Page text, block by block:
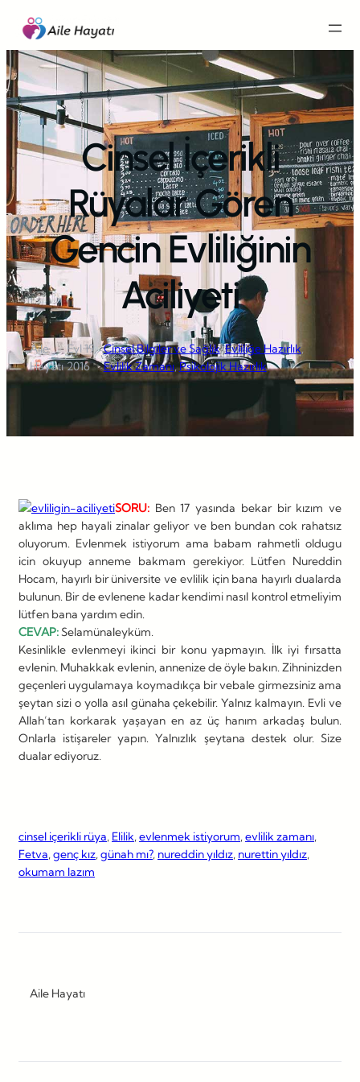
İçeriğe
geç
Cinsel İçerikli
Rüyalar Gören
Gencin Evliliğinin
Aciliyeti
Aile
Hayatı
·
Eyl 19,
2016
·
Cinsel Bilgiler ve Sağlık, Evliliğe Hazırlık
Evlilik Zamanı, Psikolojik Hazırlık
SORU: Ben 17 yasında bekar bir kızım ve
aklıma hep hayali zinalar geliyor ve ben bundan cok rahatsız
oluyorum. Evlenmek istiyorum ama babam rahmetli oldugu
icin okuyup anneme bakmam gerekiyor. Lütfen Nureddin
Hocam, hayırlı bir üniversite ve evlilik için bana hayırlı dualarda
bulunun. Bir de evlenene kadar kendimi nasıl kontrol etmeliyim
lütfen bana yardım edin.
CEVAP:Selamünaleyküm.
Kesinlikle evlenmeyi ikinci bir konu yapmayın. İlk iyi fırsatta
evlenin. Muhakkak evlenin, annenize de öyle bakın. Zihninizden
geçenleri uygulamaya koymadıkça bir vebale girmezsiniz ama
şeytan sizi o yolla asıl günaha çekebilir. Yalnız kalmayın. Evli ve
Allah’tan korkarak yaşayan en az üç hanım arkadaş bulun.
Onlarla istişareler yapın. Yalnızlık şeytana destek olur. Size
dualar ediyoruz.
cinsel içerikli rüya, Elilik, evlenmek istiyorum, evlilik zamanı
Fetva, genç kız, günah mı?, nureddin yıldız, nurettin yıldız
okumam lazım
Aile Hayatı